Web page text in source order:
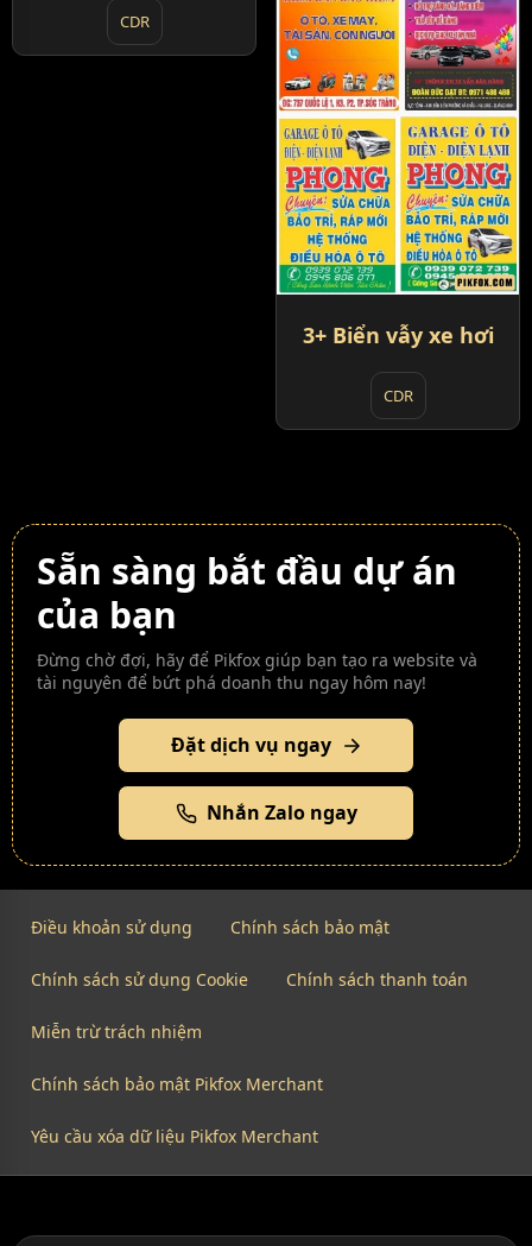
CDR
3+ Biển vẫy xe hơi
CDR
Sẵn sàng bắt đầu dự án
của bạn
Đừng chờ đợi, hãy để Pikfox giúp bạn tạo ra website và
tài nguyên để bứt phá doanh thu ngay hôm nay!
Đặt dịch vụ ngay
Nhắn Zalo ngay
Điều khoản sử dụng Chính sách bảo mật
Chính sách sử dụng Cookie Chính sách thanh toán
Miễn trừ trách nhiệm
Chính sách bảo mật Pikfox Merchant
Yêu cầu xóa dữ liệu Pikfox Merchant